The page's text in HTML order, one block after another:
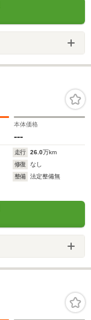
本体価格
---
走行 26.0万km
修復
なし
整備
法定整備無